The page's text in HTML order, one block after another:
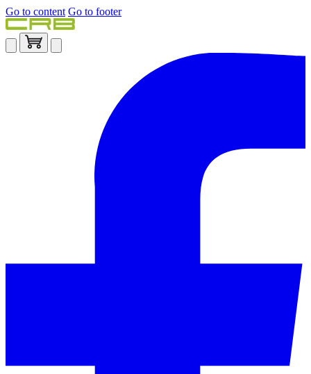
Go to content Go to footer